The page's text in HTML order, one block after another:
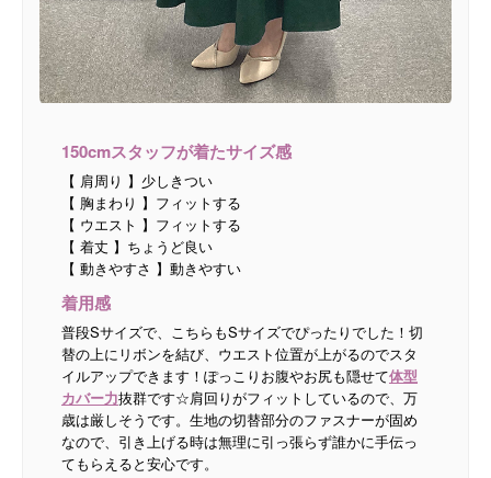
150cmスタッフが着たサイズ感
【 肩周り 】少しきつい
【 胸まわり 】フィットする
【 ウエスト 】フィットする
【 着丈 】ちょうど良い
【 動きやすさ 】動きやすい
着用感
普段Sサイズで、こちらもSサイズでぴったりでした！切
替の上にリボンを結び、ウエスト位置が上がるのでスタ
イルアップできます！ぽっこりお腹やお尻も隠せて体型
カバー力抜群です☆肩回りがフィットしているので、万
歳は厳しそうです。生地の切替部分のファスナーが固め
なので、引き上げる時は無理に引っ張らず誰かに手伝っ
てもらえると安心です。